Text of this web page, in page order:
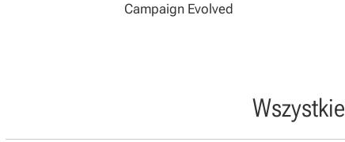
Campaign Evolved
Wszystkie